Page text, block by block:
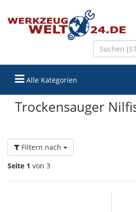
Alle Kategorien
Trockensauger
Filtern nach
Seite 1 von 3